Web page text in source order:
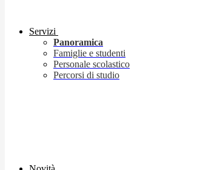
Servizi
Panoramica
Famiglie e studenti
Personale scolastico
Percorsi di studio